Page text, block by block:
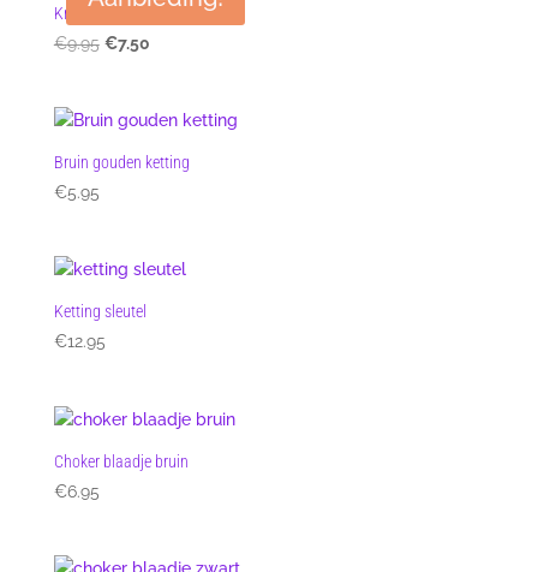
Kristal facet kralenketting
€9.95 Oorspronkelijke
€9.95.
€7.50Huidige
€7.50.
Bruin gouden ketting
€5.95
Ketting sleutel
€12.95
Choker blaadje bruin
€6.95